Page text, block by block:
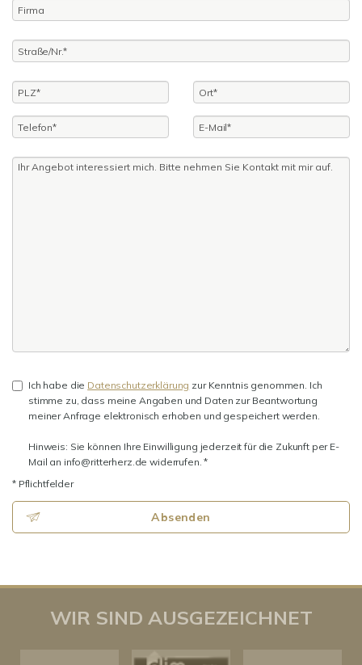
Ich habe die Datenschutzerklärung zur Kenntnis genommen. Ich
stimme zu, dass meine Angaben und Daten zur Beantwortung
meiner Anfrage elektronisch erhoben und gespeichert werden.
Hinweis: Sie können Ihre Einwilligung jederzeit für die Zukunft per E-
Mail an info@ritterherz.de widerrufen. *
* Pflichtfelder
Absenden
WIR SIND AUSGEZEICHNET